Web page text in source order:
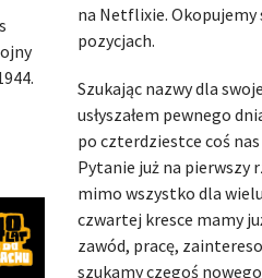
na Netflixie. Okopujemy
pozycjach.
Szukając nazwy dla
usłyszałem pewnego
po czterdziestce coś nas
Pytanie już na pierwszy
mimo wszystko dla
czwartej kresce mamy
zawód, pracę,
szukamy czegoś